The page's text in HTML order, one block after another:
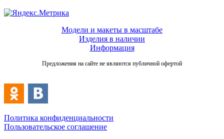
Модели и макеты в масштабе
Изделия в наличии
Информация
Предложения на сайте не являются публичной офертой
Политика конфиденциальности
Пользовательское соглашение